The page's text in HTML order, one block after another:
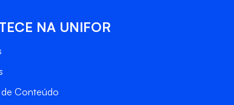
NA UNIFOR
Conteúdo